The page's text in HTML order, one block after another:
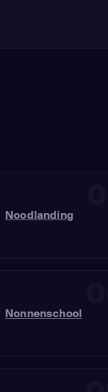
Noodlanding
Nonnenschool